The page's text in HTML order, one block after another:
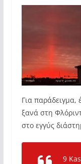
Για παράδειγμα,
ξανά στη
στο εγγύς
9